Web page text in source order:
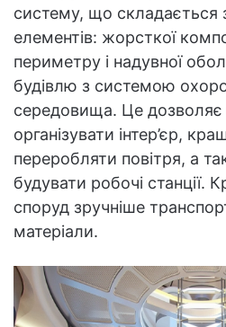
систему, що складається
елементів: жорсткої
периметру і надувної
будівлю з системою
середовища. Це дозволяє
організувати інтер’єр,
переробляти повітря, а
будувати робочі станції.
споруд зручніше
матеріали.